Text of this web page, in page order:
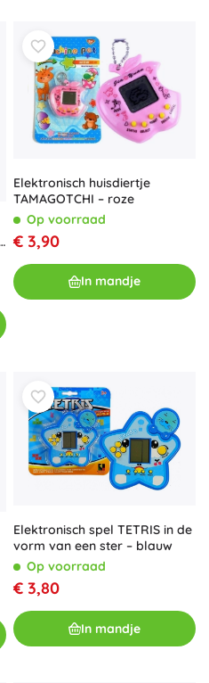
Elektronisch huisdiertje
TAMAGOTCHI – roze
Op voorraad
€ 3,90
In mandje
Elektronisch spel TETRIS in de
vorm van een ster – blauw
Op voorraad
€ 3,80
In mandje